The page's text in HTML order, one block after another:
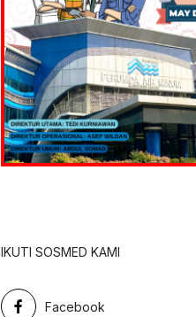
IKUTI SOSMED KAMI
Facebook